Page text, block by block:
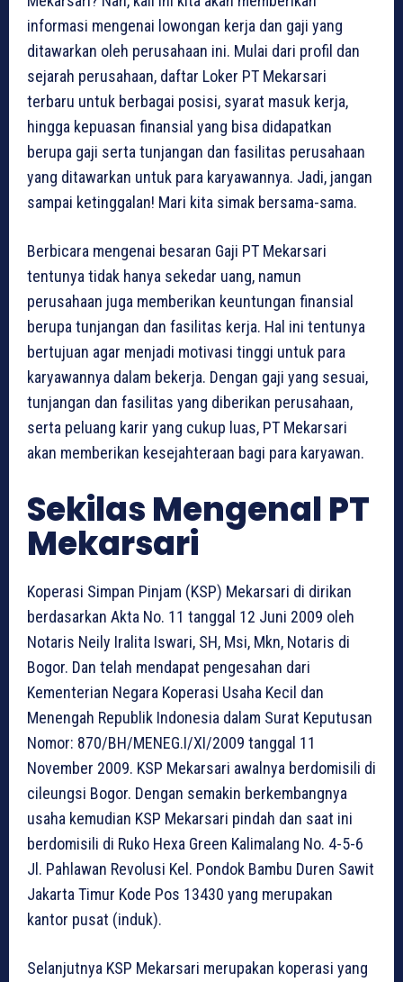
informasi mengenai lowongan kerja dan gaji yang
ditawarkan oleh perusahaan ini. Mulai dari profil dan
sejarah perusahaan, daftar Loker PT Mekarsari
terbaru untuk berbagai posisi, syarat masuk kerja,
hingga kepuasan finansial yang bisa didapatkan
berupa gaji serta tunjangan dan fasilitas perusahaan
yang ditawarkan untuk para karyawannya. Jadi, jangan
sampai ketinggalan! Mari kita simak bersama-sama.
Berbicara mengenai besaran Gaji PT Mekarsari
tentunya tidak hanya sekedar uang, namun
perusahaan juga memberikan keuntungan finansial
berupa tunjangan dan fasilitas kerja. Hal ini tentunya
bertujuan agar menjadi motivasi tinggi untuk para
karyawannya dalam bekerja. Dengan gaji yang sesuai,
tunjangan dan fasilitas yang diberikan perusahaan,
serta peluang karir yang cukup luas, PT Mekarsari
akan memberikan kesejahteraan bagi para karyawan.
Sekilas Mengenal PT
Mekarsari
Koperasi Simpan Pinjam (KSP) Mekarsari di dirikan
berdasarkan Akta No. 11 tanggal 12 Juni 2009 oleh
Notaris Neily Iralita Iswari, SH, Msi, Mkn, Notaris di
Bogor. Dan telah mendapat pengesahan dari
Kementerian Negara Koperasi Usaha Kecil dan
Menengah Republik Indonesia dalam Surat Keputusan
Nomor: 870/BH/MENEG.I/XI/2009 tanggal 11
November 2009. KSP Mekarsari awalnya berdomisili di
cileungsi Bogor. Dengan semakin berkembangnya
usaha kemudian KSP Mekarsari pindah dan saat ini
berdomisili di Ruko Hexa Green Kalimalang No. 4-5-6
Jl. Pahlawan Revolusi Kel. Pondok Bambu Duren Sawit
Jakarta Timur Kode Pos 13430 yang merupakan
kantor pusat (induk).
Selanjutnya KSP Mekarsari merupakan koperasi yang